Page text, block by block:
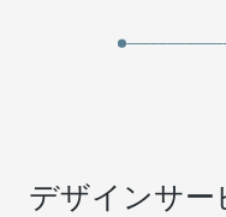
デザインサー